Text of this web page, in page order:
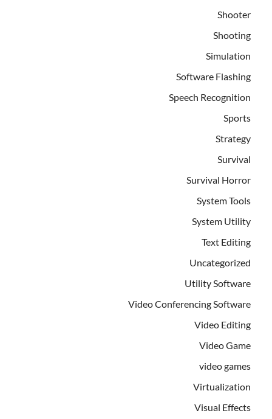
Shooter
Shooting
Simulation
Software Flashing
Speech Recognition
Sports
Strategy
Survival
Survival Horror
System Tools
System Utility
Text Editing
Uncategorized
Utility Software
Video Conferencing Software
Video Editing
Video Game
video games
Virtualization
Visual Effects